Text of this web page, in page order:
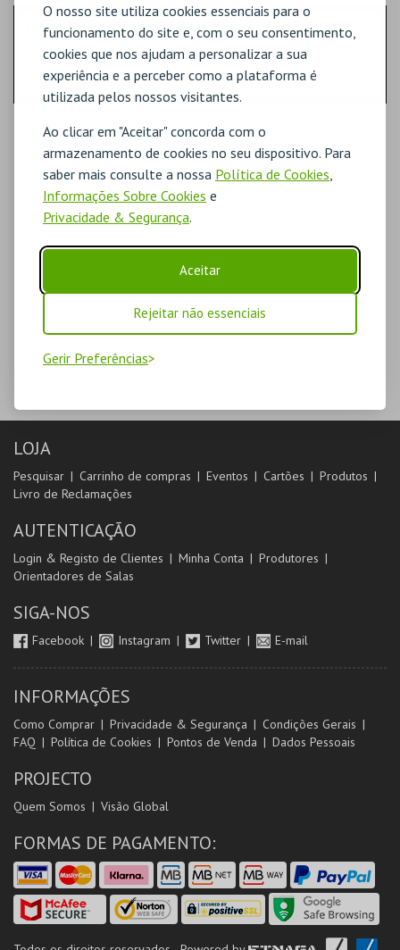
O nosso site utiliza cookies essenciais para o
funcionamento do site e, com o seu consentimento,
cookies que nos ajudam a personalizar a sua
experiência e a perceber como a plataforma é
utilizada pelos nossos visitantes.
Ao clicar em "Aceitar" concorda com o
armazenamento de cookies no seu dispositivo. Para
saber mais consulte a nossa Política de Cookies
Informações Sobre Cookies e
Privacidade & Segurança.
Aceitar
Rejeitar não essenciais
Gerir Preferências
MORADA
Rua Nossa Senhora da Conceição, Nº 787
4800-165 Guimarães
LOJA
Pesquisar Carrinho de compras Eventos Cartões
Produtos
Livro de Reclamações
AUTENTICAÇÃO
Login & Registo de Clientes Minha Conta
Produtores
Orientadores de Salas
SIGA-NOS
Facebook Instagram Twitter E-mail
INFORMAÇÕES
Como Comprar Privacidade & Segurança
Condições Gerais
FAQ
Política de Cookies Pontos de Venda Dados Pessoais
PROJECTO
Quem Somos Visão Global
FORMAS DE PAGAMENTO: